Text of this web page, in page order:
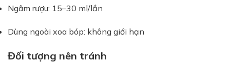
Ngâm rượu: 15–30 ml/lần
Dùng ngoài xoa bóp: không giới hạn
Đối tượng nên tránh